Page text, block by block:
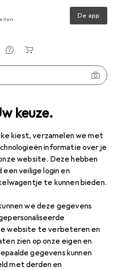
keuze.
kiest, verzamelen we met
informatie over je
website. Deze hebben
een veilige login en
te kunnen bieden.
we deze gegevens
website te verbeteren en
zien op onze eigen en
gegevens kunnen
met derden en
De app